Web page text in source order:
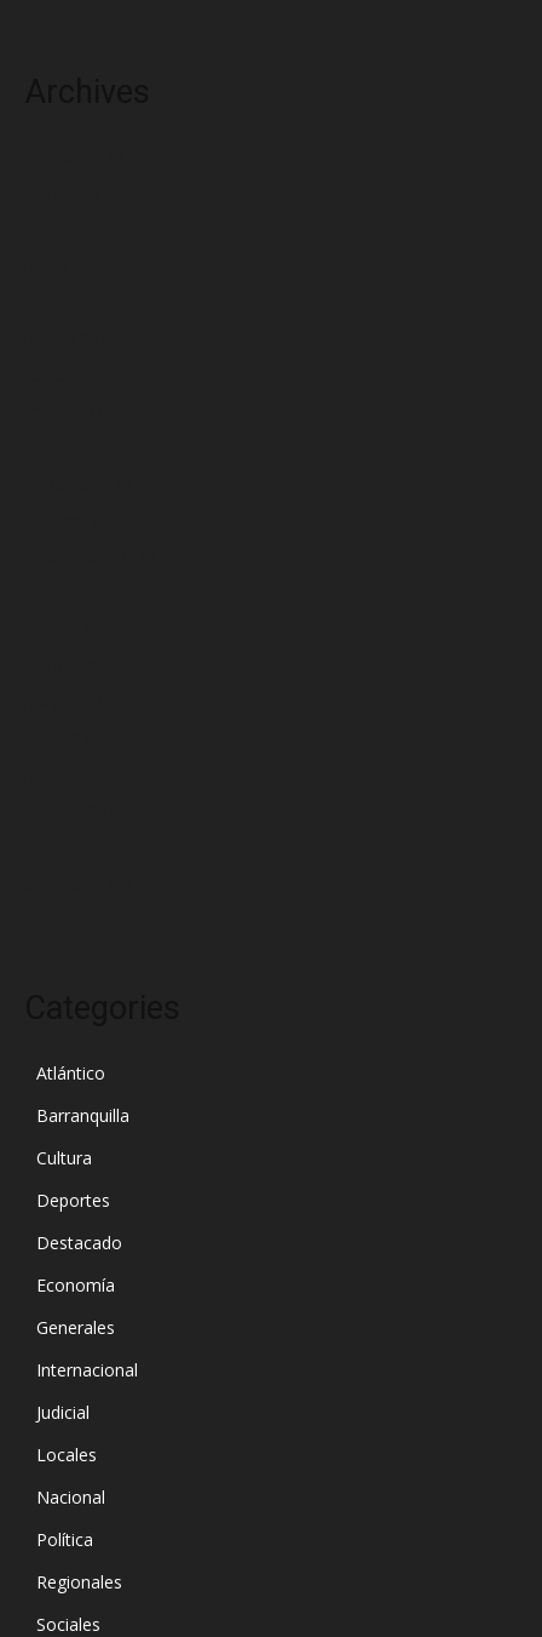
Atlántico
Barranquilla
Cultura
Deportes
Destacado
Economía
Generales
Internacional
Judicial
Locales
Nacional
Política
Regionales
Sociales